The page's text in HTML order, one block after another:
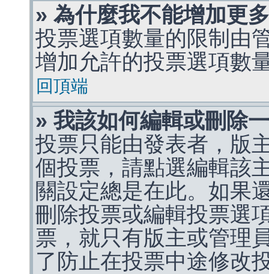
» 為什麼我不能增加更
投票選項數量的限制由
增加允許的投票選項數
回頂端
» 我該如何編輯或刪除
投票只能由發表者，版
個投票，請點選編輯該
關設定總是在此。如果
刪除投票或編輯投票選
票，就只有版主或管理
了防止在投票中途修改